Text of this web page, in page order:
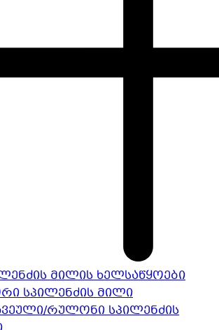
მილის ხელსაწყოები
სპილენძის მილი
რულონი სპილენძის